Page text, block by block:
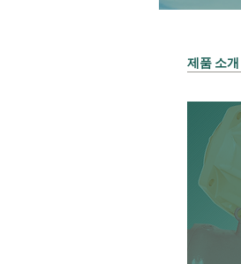
​제품 소개